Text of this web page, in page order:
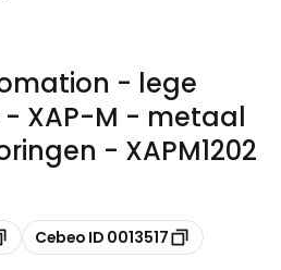
- lege
XAP-M - metaal
- XAPM1202
Kopiëren
Cebeo ID 0013517